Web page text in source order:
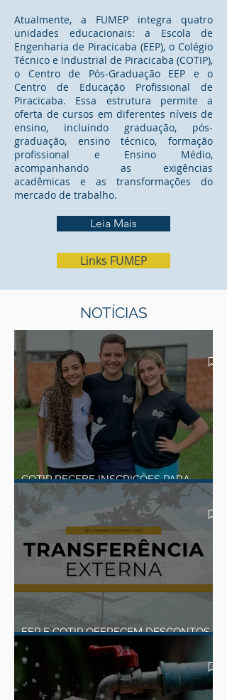
Atualmente, a FUMEP integra quatro
unidades educacionais: a Escola de
Engenharia de Piracicaba (EEP), o Colégio
Técnico e Industrial de Piracicaba (COTIP),
o Centro de Pós-Graduação EEP e o
Centro de Educação Profissional de
Piracicaba. Essa estrutura permite a
oferta de cursos em diferentes níveis de
ensino, incluindo graduação, pós-
graduação, ensino técnico, formação
profissional e Ensino Médio,
acompanhando as exigências
acadêmicas e as transformações do
mercado de trabalho.
Leia Mais
Links FUMEP
NOTÍCIAS
COTIP RECEBE INSCRIÇÕES PARA
EXAME DE BOLSAS 2027
EEP E COTIP OFERECEM DESCONTOS
NA TRANSFERÊNCIA EXTERNA